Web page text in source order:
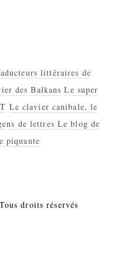
littéraires de
des Balkans Le super
Le clavier canibale, le
de lettres Le blog de
piquante
droits réservés